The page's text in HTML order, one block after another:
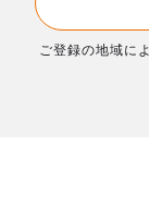
ご登録の地域に